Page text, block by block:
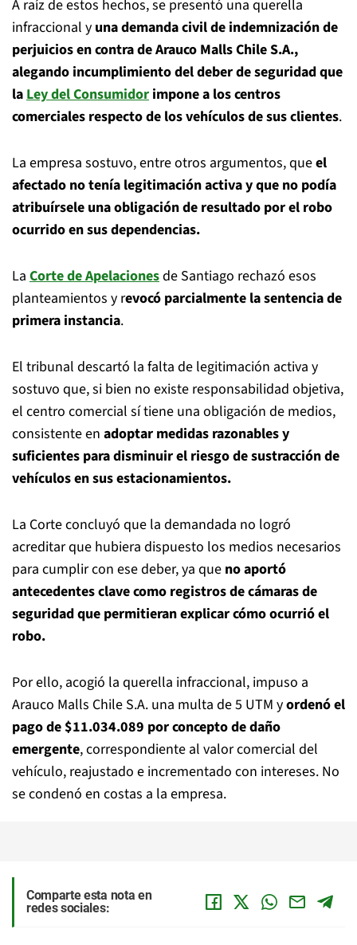
A raíz de estos hechos, se presentó una querella
infraccional y una demanda civil de indemnización de
perjuicios en contra de Arauco Malls Chile S.A.,
alegando incumplimiento del deber de seguridad que
laLey del Consumidor impone a los centros
comerciales respecto de los vehículos de sus clientes.
La empresa sostuvo, entre otros argumentos, queel
afectado no tenía legitimación activa y que no podía
atribuírsele una obligación de resultado por el robo
ocurrido en sus dependencias.
La Corte de Apelacionesde Santiago rechazó esos
planteamientos y revocó parcialmente la sentencia de
primera instancia.
El tribunal descartó la falta de legitimación activa y
sostuvo que, si bien no existe responsabilidad objetiva,
el centro comercial sí tiene una obligación de medios,
consistente en adoptar medidas razonables y
suficientes para disminuir el riesgo de sustracción de
vehículos en sus estacionamientos.
La Corte concluyó que la demandada no logró
acreditar que hubiera dispuesto los medios necesarios
para cumplir con ese deber, ya que no aportó
antecedentes clave como registros de cámaras de
seguridad que permitieran explicar cómo ocurrió el
robo.
Por ello, acogió la querella infraccional, impuso a
Arauco Malls Chile S.A. una multa de 5 UTM yordenó el
pago de $11.034.089 por concepto de daño
emergente, correspondiente al valor comercial del
vehículo, reajustado e incrementado con intereses. No
se condenó en costas a la empresa.
Comparte esta nota en
redes sociales: